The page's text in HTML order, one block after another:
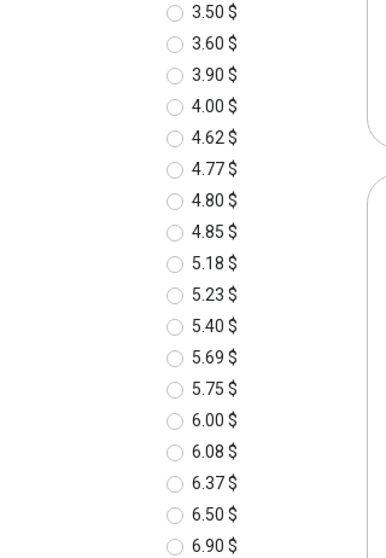
3.50 $
3.60 $
3.90 $
4.00 $
4.62 $
4.77 $
4.80 $
4.85 $
5.18 $
5.23 $
5.40 $
5.69 $
5.75 $
6.00 $
6.08 $
6.37 $
6.50 $
6.90 $